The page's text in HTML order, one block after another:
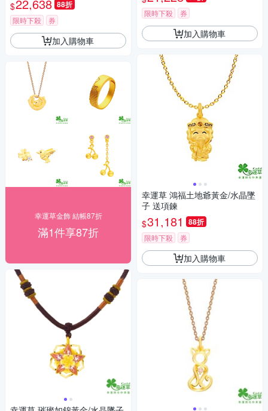
$22,638 88折
限時下殺 券
加入購物車
幸運草金飾 結帳87折
滿1件享87折
限時下殺 券
加入購物車
幸運草 鴻福土地爺黃金/水晶墜
子 送項鍊
$31,181 88折
限時下殺 券
加入購物車